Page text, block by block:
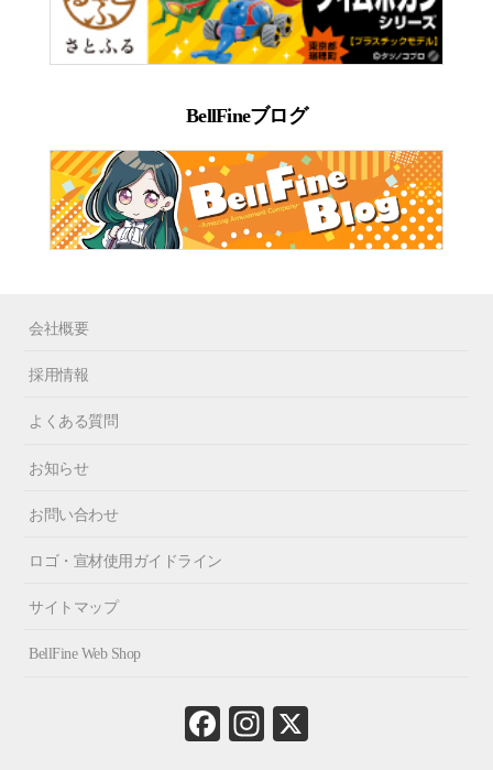
BellFineブログ
会社概要
採用情報
よくある質問
お知らせ
お問い合わせ
ロゴ・宣材使用ガイドライン
サイトマップ
BellFine Web Shop
Fa
ce
In
st